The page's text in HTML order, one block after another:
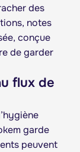
des
notes
conçue
de garder
flux de
garde
peuvent